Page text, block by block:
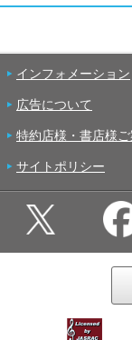
インフォメーション
広告について
特約店様・書店様
サイトポリシー